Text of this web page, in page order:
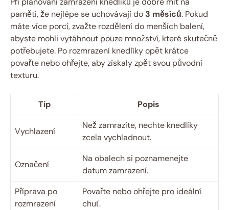
‍paměti, ⁤že nejlépe se uchovávají do 3 měsíců. Pokud
máte více porcí, zvažte rozdělení do menších balení,
abyste mohli vytáhnout pouze množství,⁢ které skutečně
potřebujete. Po rozmrazení knedlíky opět krátce
povařte nebo ohřejte, aby získaly zpět ⁤svou⁢ původní
texturu.
Tip Popis
Vychlazení
Než zamrazíte, nechte knedlíky
zcela​ vychladnout.
Označení
Na obalech si poznamenejte
datum zamrazení.
Příprava po
rozmrazení
Povařte nebo ohřejte pro ideální
chuť.